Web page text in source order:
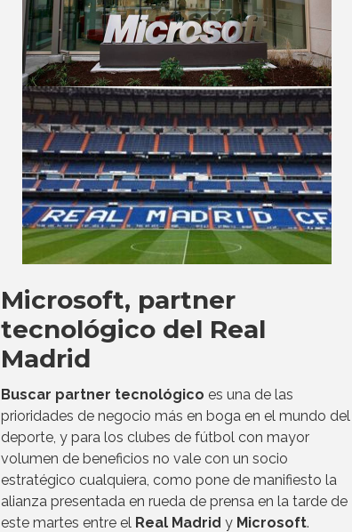
Microsoft, partner
tecnológico del Real
Madrid
Buscar partner tecnológico es una de las
prioridades de negocio más en boga en el mundo del
deporte, y para los clubes de fútbol con mayor
volumen de beneficios no vale con un socio
estratégico cualquiera, como pone de manifiesto la
alianza presentada en rueda de prensa en la tarde de
este martes entre el Real Madrid y Microsoft.